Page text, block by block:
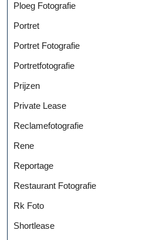
Ploeg Fotografie
Portret
Portret Fotografie
Portretfotografie
Prijzen
Private Lease
Reclamefotografie
Rene
Reportage
Restaurant Fotografie
Rk Foto
Shortlease